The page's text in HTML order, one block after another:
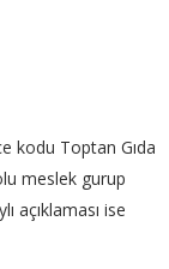
kodu Toptan Gıda
meslek gurup
açıklaması ise